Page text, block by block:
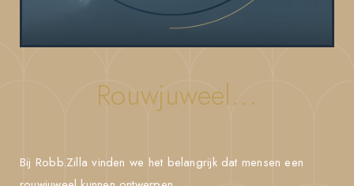
Rouwjuweel...
Bij Robb.Zilla vinden we het belangrijk dat mensen een